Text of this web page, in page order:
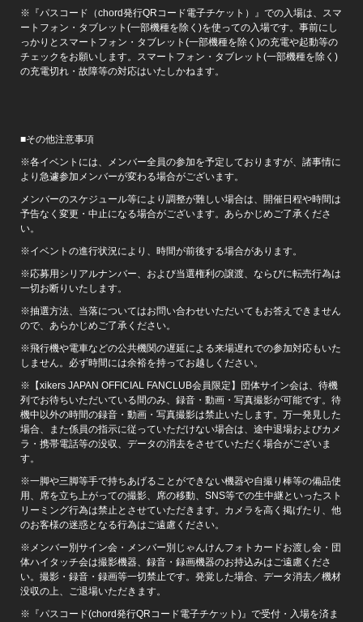
※『パスコード（chord発行QRコード電子チケット）』での入場は、スマ
ートフォン・タブレット(一部機種を除く)を使っての入場です。事前にし
っかりとスマートフォン・タブレット(一部機種を除く)の充電や起動等の
チェックをお願いします。スマートフォン・タブレット(一部機種を除く)
の充電切れ・故障等の対応はいたしかねます。
■その他注意事項
※各イベントには、メンバー全員の参加を予定しておりますが、諸事情に
より急遽参加メンバーが変わる場合がございます。
メンバーのスケジュール等により調整が難しい場合は、開催日程や時間は
予告なく変更・中止になる場合がございます。あらかじめご了承くださ
い。
※イベントの進行状況により、時間が前後する場合があります。
※応募用シリアルナンバー、および当選権利の譲渡、ならびに転売行為は
一切お断りいたします。
※抽選方法、当落についてはお問い合わせいただいてもお答えできません
ので、あらかじめご了承ください。
※飛行機や電車などの公共機関の遅延による来場遅れでの参加対応もいた
しません。必ず時間には余裕を持ってお越しください。
※【xikers JAPAN OFFICIAL FANCLUB会員限定】団体サイン会は、待機
列でお待ちいただいている間のみ、録音・動画・写真撮影が可能です。待
機中以外の時間の録音・動画・写真撮影は禁止いたします。万一発見した
場合、また係員の指示に従っていただけない場合は、途中退場およびカメ
ラ・携帯電話等の没収、データの消去をさせていただく場合がございま
す。
※一脚や三脚等手で持ちあげることができない機器や自撮り棒等の備品使
用、席を立ち上がっての撮影、席の移動、SNS等での生中継といったスト
リーミング行為は禁止とさせていただきます。カメラを高く掲げたり、他
のお客様の迷惑となる行為はご遠慮ください。
※メンバー別サイン会・メンバー別じゃんけんフォトカードお渡し会・団
体ハイタッチ会は撮影機器、録音・録画機器のお持込みはご遠慮くださ
い。撮影・録音・録画等一切禁止です。発覚した場合、データ消去／機材
没収の上、ご退場いただきます。
※『パスコード(chord発行QRコード電子チケット)』で受付・入場を済ま